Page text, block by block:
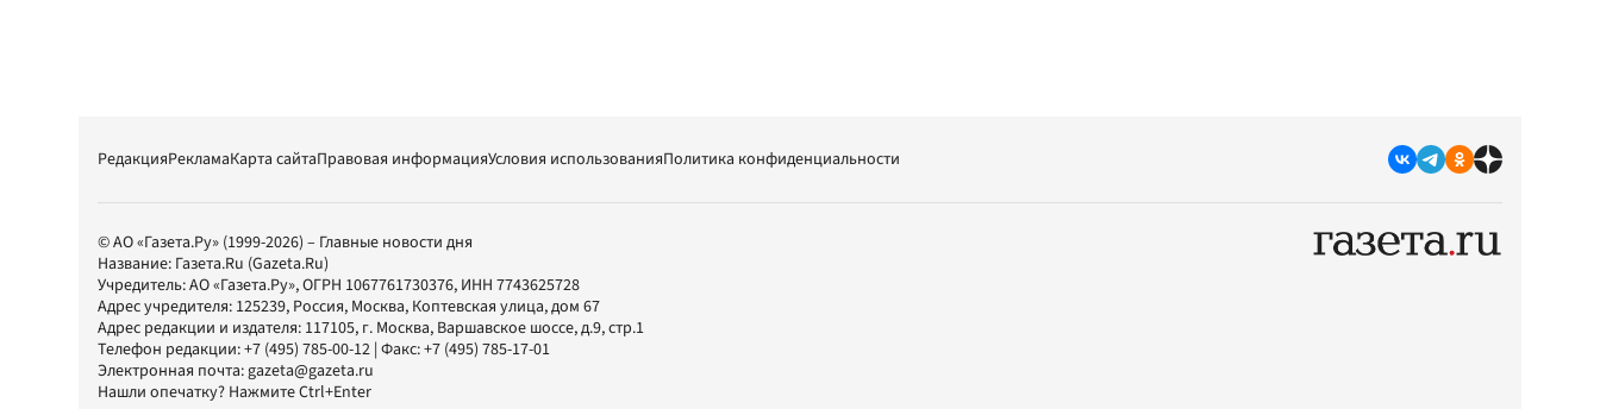
РедакцияРекламаКарта сайтаПравовая информацияУсловия использованияПолитика конфиденциальности
© АО «Газета.Ру» (1999-2026) – Главные новости дня
Название: Газета.Ru (Gazeta.Ru)
Учредитель:АО «Газета.Ру», ОГРН 1067761730376, ИНН 7743625728
Адрес учредителя: 125239, Россия, Москва, Коптевская улица, дом 67
Адрес редакции и издателя: 117105, г. Москва, Варшавское шоссе, д.9, стр.1
Телефон редакции:+7 (495) 785-00-12 | Факс:+7 (495) 785-17-01
Электронная почта:gazeta@gazeta.ru
Нашли опечатку? Нажмите Ctrl+Enter